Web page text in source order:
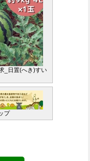
_日置(へき)すい
プ